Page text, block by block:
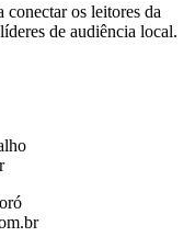
os leitores da
de audiência local.